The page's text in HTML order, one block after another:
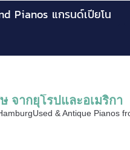
Pianos แกรนด์เปียโน
จากยุโรปและอเมริกา
& Antique